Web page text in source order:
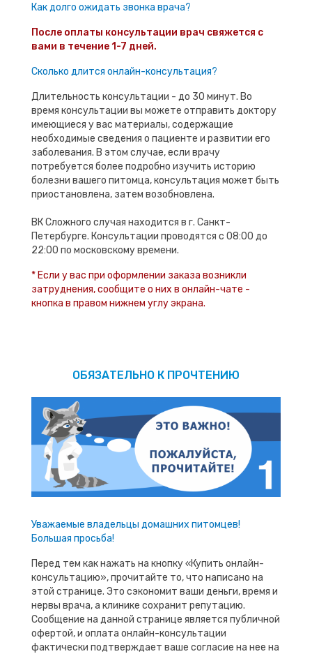
Как долго ожидать звонка врача?
После оплаты консультации врач свяжется с
вами в течение 1-7 дней.
Сколько длится онлайн-консультация?
Длительность консультации - до 30 минут. Во
время консультации вы можете отправить доктору
имеющиеся у вас материалы, содержащие
необходимые сведения о пациенте и развитии его
заболевания. В этом случае, если врачу
потребуется более подробно изучить историю
болезни вашего питомца, консультация может быть
приостановлена, затем возобновлена.
ВК Сложного случая находится в г. Санкт-
Петербурге. Консультации проводятся с 08:00 до
22:00 по московскому времени.
* Если у вас при оформлении заказа возникли
затруднения, сообщите о них в онлайн-чате -
кнопка в правом нижнем углу экрана.
ОБЯЗАТЕЛЬНО К ПРОЧТЕНИЮ
Уважаемые владельцы домашних питомцев!
Большая просьба!
Перед тем как нажать на кнопку «Купить онлайн-
консультацию», прочитайте то, что написано на
этой странице. Это сэкономит ваши деньги, время и
нервы врача, а клинике сохранит репутацию.
Сообщение на данной странице является публичной
офертой, и оплата онлайн-консультации
фактически подтверждает ваше согласие на нее на